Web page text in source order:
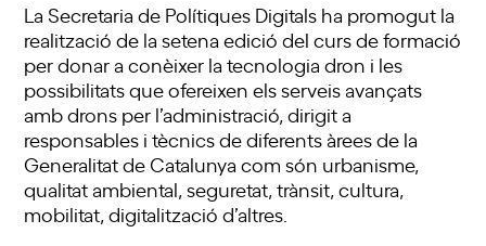
La Secretaria de Polítiques Digitals ha promogut la
realització de la setena edició del curs de formació
per donar a conèixer la tecnologia dron i les
possibilitats que ofereixen els serveis avançats
amb drons per l’administració, dirigit a
responsables i tècnics de diferents àrees de la
Generalitat de Catalunya com són urbanisme,
qualitat ambiental, seguretat, trànsit, cultura,
mobilitat, digitalització d’altres.